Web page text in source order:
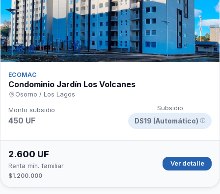
ECOMAC
Condominio Jardín Los Volcanes
Osorno / Los Lagos
Monto subsidio
450 UF
Subsidio
DS19 (Automático) ⓘ
2.600 UF
Renta mín. familiar
$1.200.000
Ver detalle